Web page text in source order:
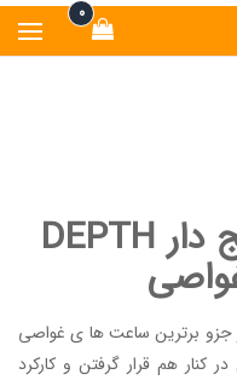
0
ساعت های عمق سنج دار DEPTH
جزو برترین ساعت ها ی غواصی
کنار هم قرار گرفتن و کارکرد